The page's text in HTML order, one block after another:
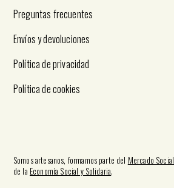
Preguntas frecuentes
Envíos y devoluciones
Política de privacidad
Política de cookies
Somos artesanos, formamos parte del Mercado Social
de la Economía Social y Solidaria.